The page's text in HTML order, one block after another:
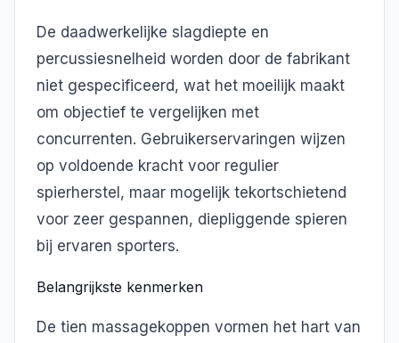
De daadwerkelijke slagdiepte en
percussiesnelheid worden door de fabrikant
niet gespecificeerd, wat het moeilijk maakt
om objectief te vergelijken met
concurrenten. Gebruikerservaringen wijzen
op voldoende kracht voor regulier
spierherstel, maar mogelijk tekortschietend
voor zeer gespannen, diepliggende spieren
bij ervaren sporters.
Belangrijkste kenmerken
De tien massagekoppen vormen het hart van